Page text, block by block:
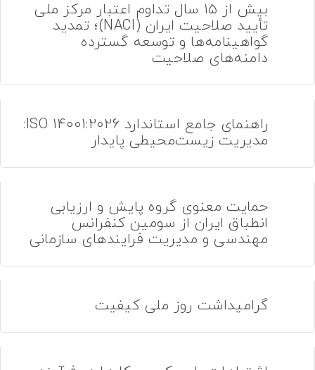
ساختمان
صنعت چهارم
تماس با ما
بیش از ۱۵ سال تداوم اعتبار مرکز ملی
تأیید صلاحیت ایران (NACI)؛ تمدید
گواهینامه‌ها و توسعه گسترده
دامنه‌های صلاحیت
راهنمای جامع استاندارد ISO 14001:2026:
مدیریت زیست‌محیطی پایدار
حمایت معنوی گروه پایش و ارزیابی
انطباق ایران از سومین کنفرانس
مهندسی و مدیریت فرایندهای سازمانی
گرامیداشت روز ملی کیفیت